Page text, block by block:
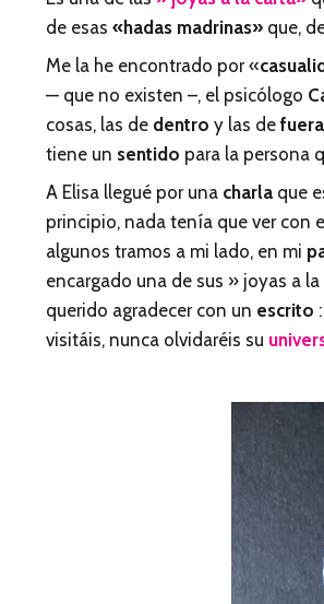
de esas «hadas madrinas» que,
Me la he encontrado por «
— que no existen –, el psicólogo
cosas, las de dentro y las defuera
tiene un sentido para la persona
A Elisa llegué por una charla que
principio, nada tenía que ver con
algunos tramos a mi lado, en mi
encargado una de sus » joyas a la
querido agradecer con un escrito
visitáis, nunca olvidaréis su